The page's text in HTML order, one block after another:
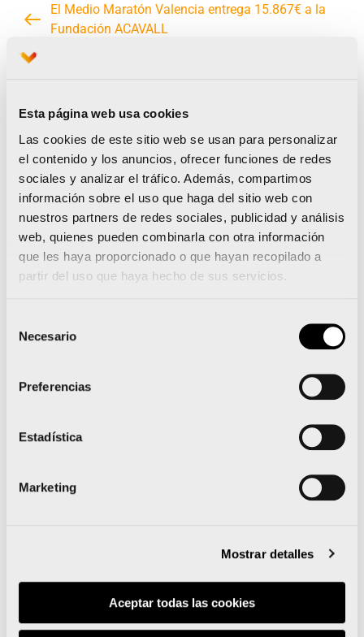
Esta página web usa cookies
Las cookies de este sitio web se usan para personalizar
el contenido y los anuncios, ofrecer funciones de redes
sociales y analizar el tráfico. Además, compartimos
información sobre el uso que haga del sitio web con
nuestros partners de redes sociales, publicidad y análisis
web, quienes pueden combinarla con otra información
que les haya proporcionado o que hayan recopilado a
partir del uso que haya hecho de sus servicios.
Necesario
Preferencias
Estadística
Marketing
Mostrar detalles
Aceptar todas las cookies
El Medio Maratón Valencia entrega 15.867€ a la
Fundación ACAVALL
Noticias relacionadas
training partner del Medio